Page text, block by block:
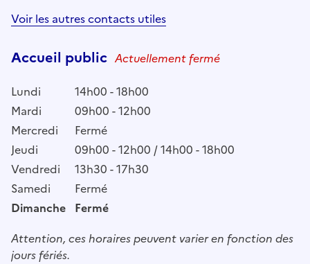
Voir les autres contacts utiles
Accueil public Actuellement fermé
Lundi
14h00 - 18h00
Mardi
09h00 - 12h00
Mercredi
Fermé
Jeudi
09h00 - 12h00 / 14h00 - 18h00
Vendredi
13h30 - 17h30
Samedi
Fermé
Dimanche Fermé
Attention, ces horaires peuvent varier en fonction des
jours fériés.